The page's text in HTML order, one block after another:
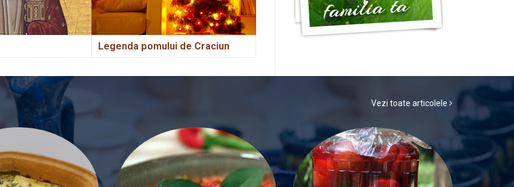
Legenda pomului de Craciun
Vezi toate articolele